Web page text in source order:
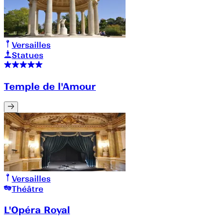
Versailles
Statues
Temple de l'Amour
Versailles
Théâtre
L'Opéra Royal